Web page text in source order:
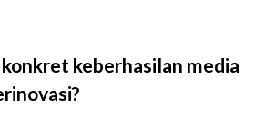
keberhasilan media